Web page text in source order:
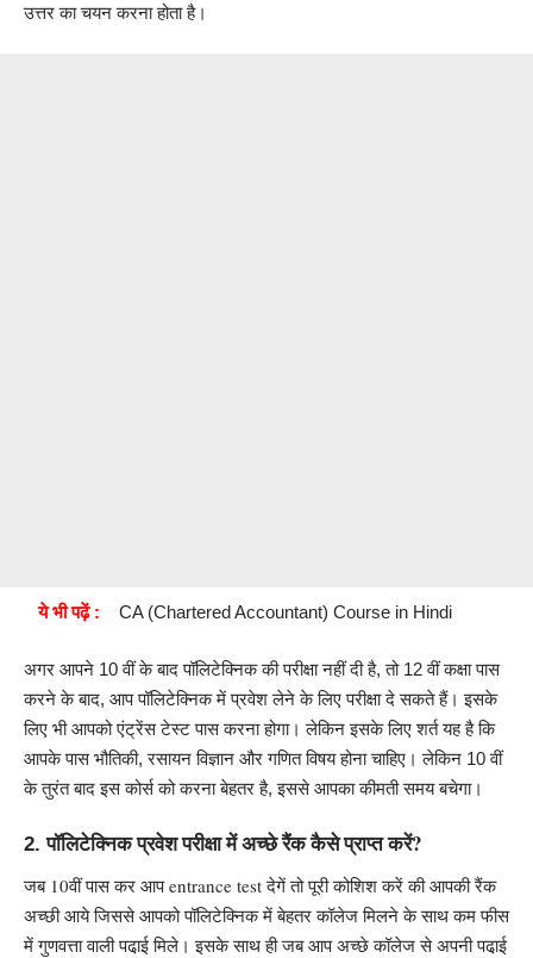
उत्तर का चयन करना होता है।
ये भी पढ़ें : CA (Chartered Accountant) Course in Hindi
अगर आपने 10 वीं के बाद पॉलिटेक्निक की परीक्षा नहीं दी है, तो 12 वीं कक्षा पास
करने के बाद, आप पॉलिटेक्निक में प्रवेश लेने के लिए परीक्षा दे सकते हैं। इसके
लिए भी आपको एंट्रेंस टेस्ट पास करना होगा। लेकिन इसके लिए शर्त यह है कि
आपके पास भौतिकी, रसायन विज्ञान और गणित विषय होना चाहिए। लेकिन 10 वीं
के तुरंत बाद इस कोर्स को करना बेहतर है, इससे आपका कीमती समय बचेगा।
2.पॉलिटेक्निक प्रवेश परीक्षा में अच्छे रैंक कैसे प्राप्त करें?
जब 10वीं पास कर आप entrance test देगें तो पूरी कोशिश करें की आपकी रैंक
अच्छी आये जिससे आपको पॉलिटेक्निक में बेहतर कॉलेज मिलने के साथ कम फीस
में गुणवत्ता वाली पढा़ई मिले। इसके साथ ही जब आप अच्छे कॉलेज से अपनी पढा़ई